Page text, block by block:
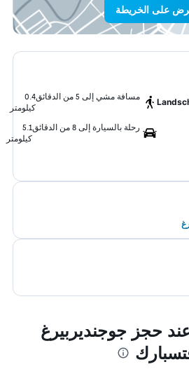
على الخريطة
مسافة مشي إلى 5 من الدقائق
0.4
كيلومتر
رحلة بالسيارة إلى 8 من الدقائق
5.1
كيلومتر
حجز جوجنديربيرغ